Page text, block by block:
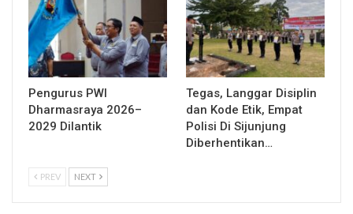
Pengurus PWI
Dharmasraya 2026–
2029 Dilantik
Tegas, Langgar Disiplin
dan Kode Etik, Empat
Polisi Di Sijunjung
Diberhentikan…
PREV NEXT